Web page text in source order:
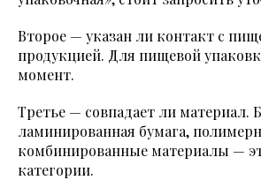
Второе — указан ли контакт с
продукцией. Для пищевой
момент.
Третье — совпадает ли материал.
ламинированная бумага,
комбинированные материалы —
категории.